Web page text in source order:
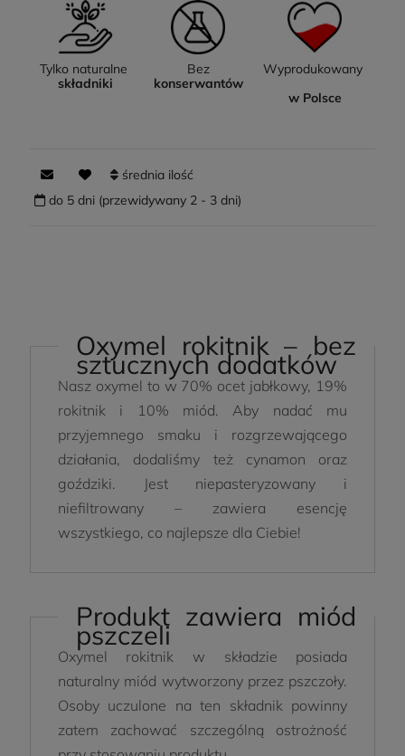
Tylko naturalne
składniki
Bez
konserwantów
Wyprodukowany
w Polsce
średnia ilość
do 5 dni (przewidywany 2 - 3 dni)
Oxymel rokitnik – bez
sztucznych dodatków
Nasz oxymel to w 70% ocet jabłkowy, 19%
rokitnik i 10% miód. Aby nadać mu
przyjemnego smaku i rozgrzewającego
działania, dodaliśmy też cynamon oraz
goździki. Jest niepasteryzowany i
niefiltrowany – zawiera esencję
wszystkiego, co najlepsze dla Ciebie!
Produkt zawiera miód
pszczeli
Oxymel rokitnik w składzie posiada
naturalny miód wytworzony przez pszczoły.
Osoby uczulone na ten składnik powinny
zatem zachować szczególną ostrożność